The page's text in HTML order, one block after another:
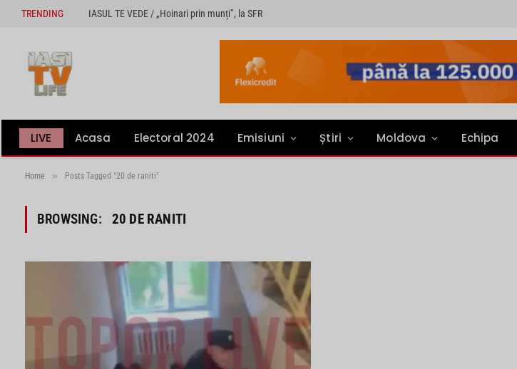
TRENDING IASUL TE VEDE / „Hoinari prin munți”, la SFR
LIVE Acasa Electoral 2024 Emisiuni Știri Moldova Echipa
Home » Posts Tagged "20 de raniti"
BROWSING: 20 DE RANITI